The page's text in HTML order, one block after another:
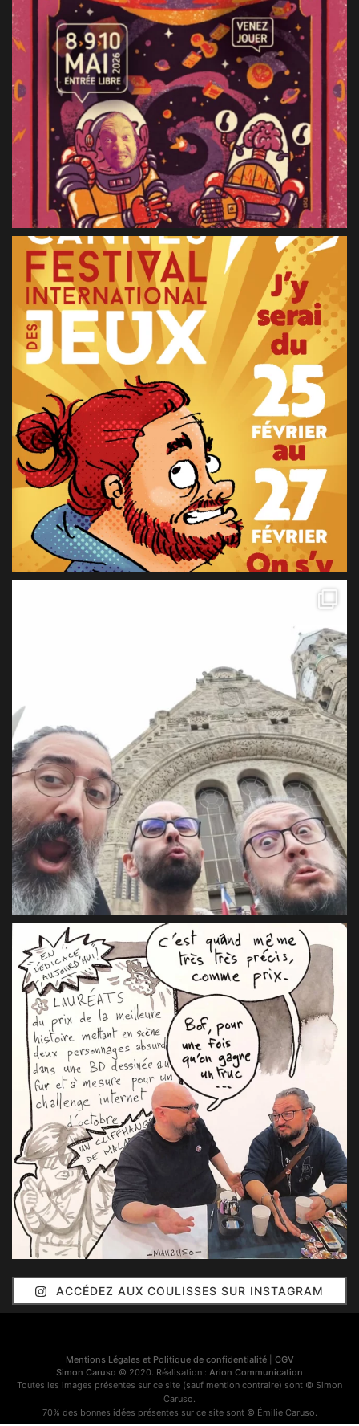
ACCÉDEZ AUX COULISSES SUR INSTAGRAM
Mentions Légales et Politique de confidentialité| CGV
Simon Caruso © 2020. Réalisation : Arion Communication
Toutes les images présentes sur ce site (sauf mention contraire) sont © Simon
Caruso.
70% des bonnes idées présentes sur ce site sont © Émilie Caruso.